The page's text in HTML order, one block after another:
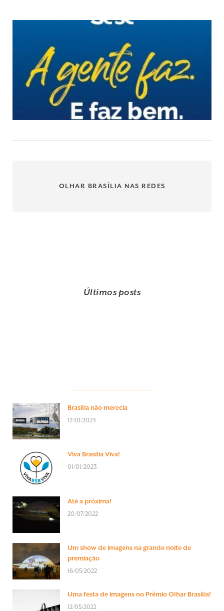
OLHAR BRASÍLIA NAS REDES
Últimos posts
Brasília não merecia
12/01/2023
Viva Brasília Viva!
01/01/2023
Até a próxima!
20/07/2022
Um show de imagens na grande noite de
premiação
16/05/2022
Uma festa de imagens no Prêmio Olhar Brasília!
12/05/2022